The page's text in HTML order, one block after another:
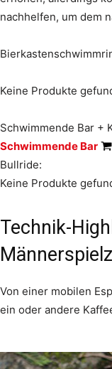
nachhelfen, um dem
Keine Produkte
Schwimmende Bar +
Schwimmende Bar
Bullride:
Keine Produkte
Technik-
Von einer mobilen
ein oder andere